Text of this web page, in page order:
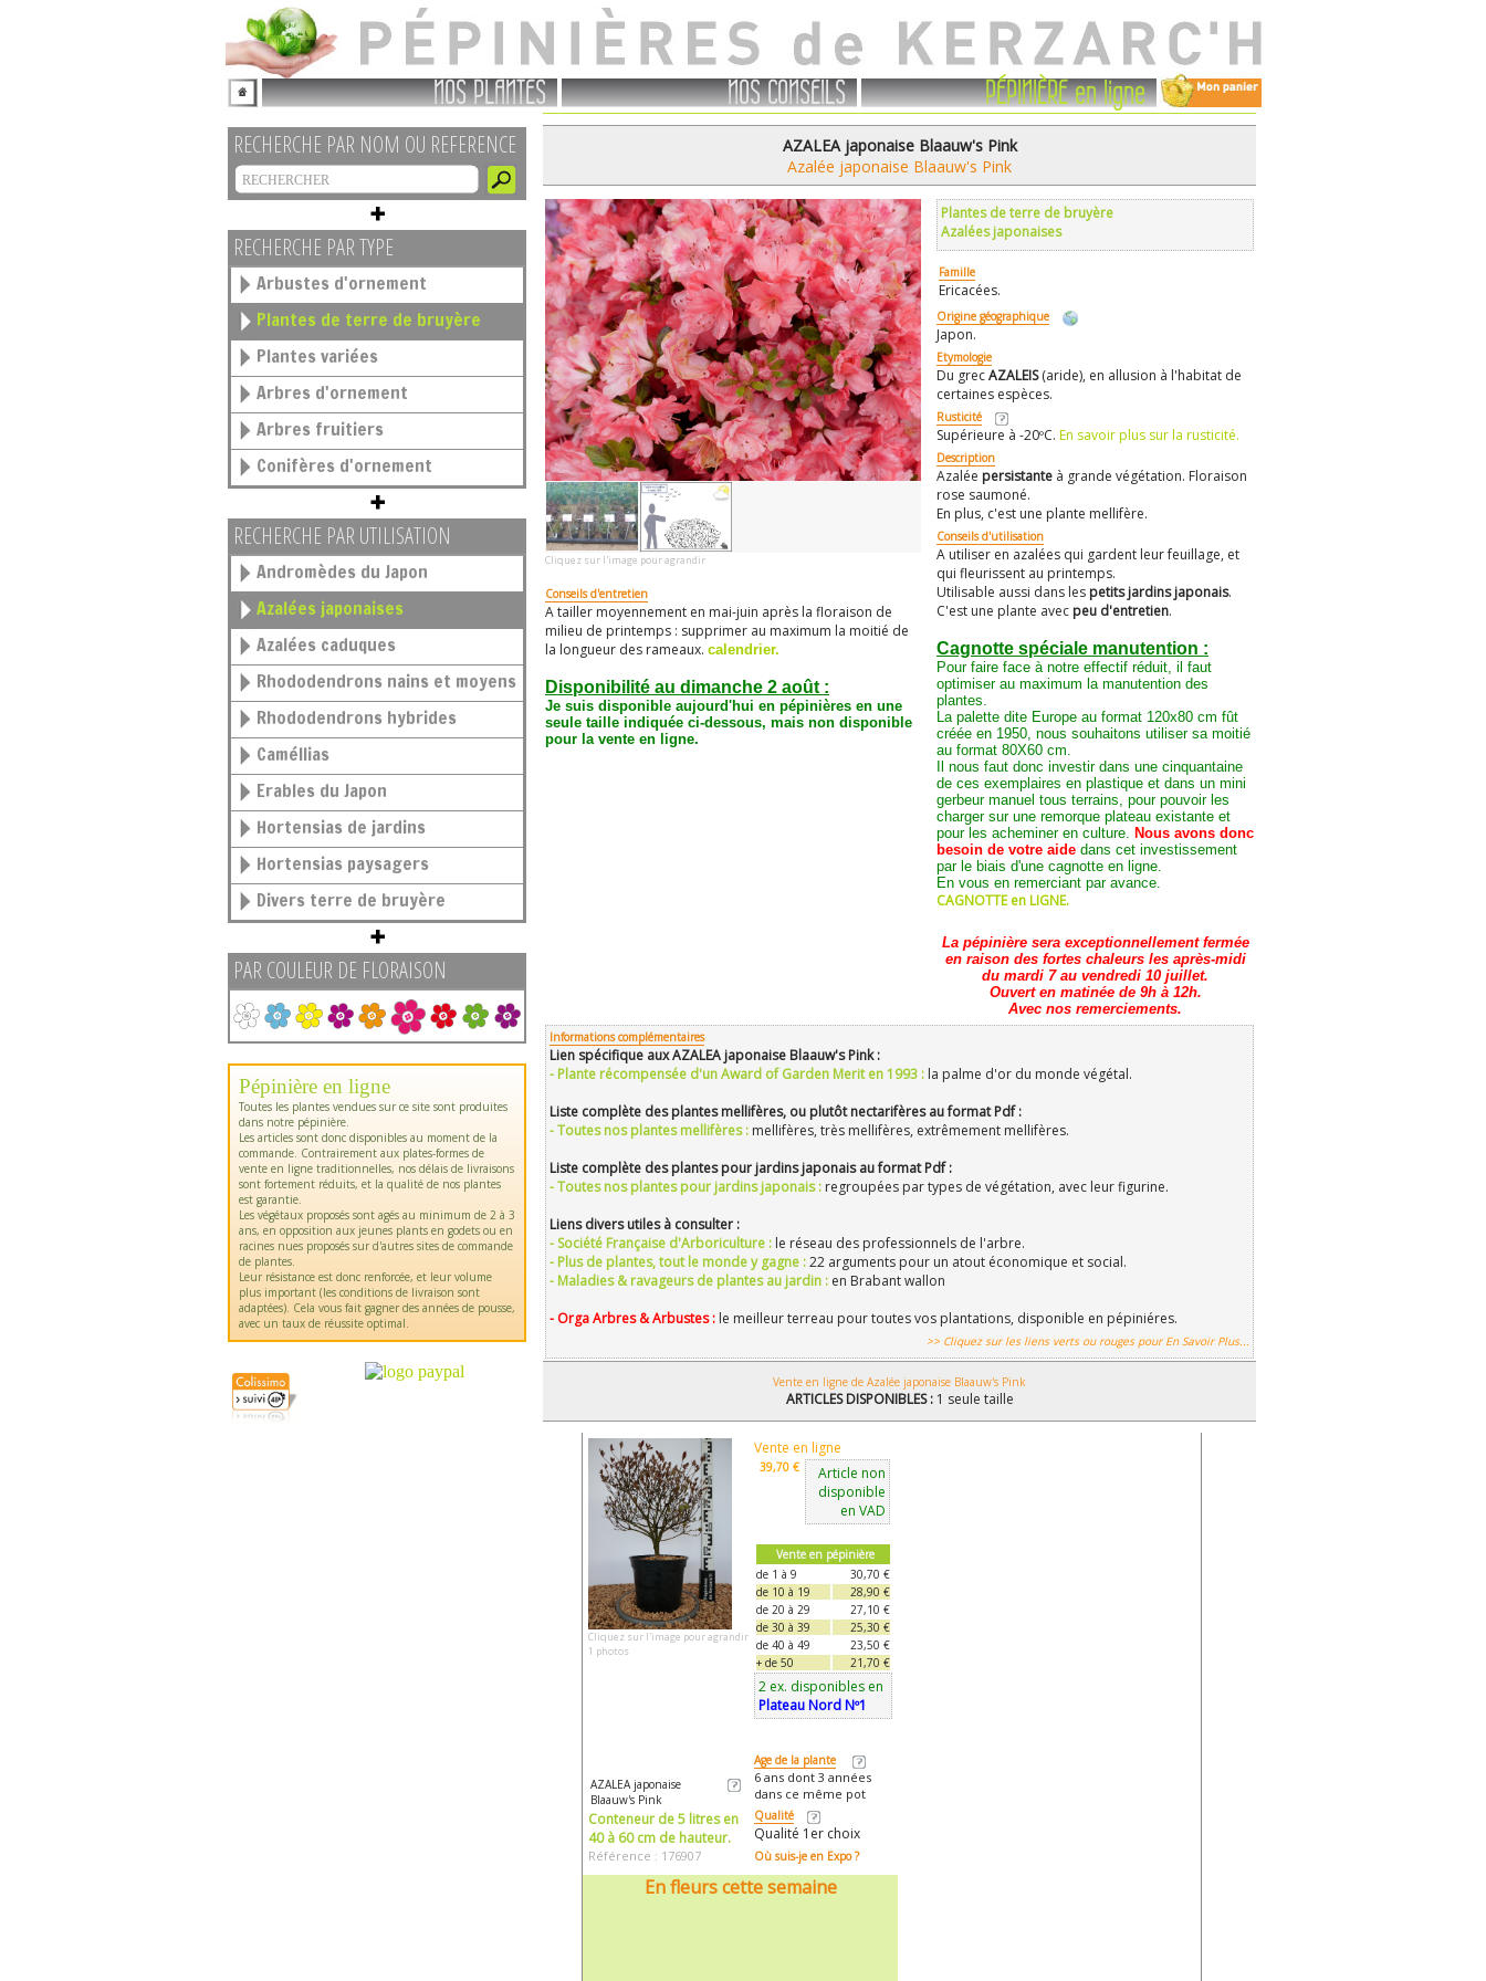
NOS PLANTES NOS CONSEILS PÉPINIÈRE en ligne
RECHERCHE PAR NOM OU REFERENCE
RECHERCHE PAR TYPE
Arbustes d'ornement
Plantes de terre de bruyère
Plantes variées
Arbres d'ornement
Arbres fruitiers
Conifères d'ornement
RECHERCHE PAR UTILISATION
Andromèdes du Japon
Azalées japonaises
Azalées caduques
Rhododendrons nains et moyens
Rhododendrons hybrides
Caméllias
Erables du Japon
Hortensias de jardins
Hortensias paysagers
Divers terre de bruyère
PAR COULEUR DE FLORAISON
Pépinière en ligne
Toutes les plantes vendues sur ce site sont produites
dans notre pépinière.
Les articles sont donc disponibles au moment de la
commande. Contrairement aux plates-formes de
vente en ligne traditionnelles, nos délais de livraisons
sont fortement réduits, et la qualité de nos plantes
est garantie.
Les végétaux proposés sont agés au minimum de 2 à 3
ans, en opposition aux jeunes plants en godets ou en
racines nues proposés sur d'autres sites de commande
de plantes.
Leur résistance est donc renforcée, et leur volume
plus important (les conditions de livraison sont
adaptées). Cela vous fait gagner des années de pousse,
avec un taux de réussite optimal.
AZALEA japonaise Blaauw's Pink
Azalée japonaise Blaauw's Pink
Cliquez sur l'image pour agrandir
Conseils d'entretien
A tailler moyennement en mai-juin après la floraison de
milieu de printemps : supprimer au maximum la moitié de
la longueur des rameaux. calendrier.
Disponibilité au dimanche 2 août :
Je suis disponible aujourd'hui en pépinières en une
seule taille indiquée ci-dessous, mais non disponible
pour la vente en ligne.
Plantes de terre de bruyère
Azalées japonaises
Famille
Ericacées.
Origine géographique
Japon.
Etymologie
Du grecAZALEIS(aride), en allusion à l'habitat de
certaines espèces.
Rusticité
Supérieure à -20ºC. En savoir plus sur la rusticité.
Description
Azalée persistante à grande végétation. Floraison
rose saumoné.
En plus, c'est une plante mellifère.
Conseils d'utilisation
A utiliser en azalées qui gardent leur feuillage, et
qui fleurissent au printemps.
Utilisable aussi dans les petits jardins japonais.
C'est une plante avec peu d'entretien.
Cagnotte spéciale manutention :
Pour faire face à notre effectif réduit, il faut
optimiser au maximum la manutention des
plantes.
La palette dite Europe au format 120x80 cm fût
créée en 1950, nous souhaitons utiliser sa moitié
au format 80X60 cm.
Il nous faut donc investir dans une cinquantaine
de ces exemplaires en plastique et dans un mini
gerbeur manuel tous terrains, pour pouvoir les
charger sur une remorque plateau existante et
pour les acheminer en culture. Nous avons donc
besoin de votre aide dans cet investissement
par le biais d'une cagnotte en ligne.
En vous en remerciant par avance.
CAGNOTTE en LIGNE.
La pépinière sera exceptionnellement fermée
en raison des fortes chaleurs les après-midi
du mardi 7 au vendredi 10 juillet.
Ouvert en matinée de 9h à 12h.
Avec nos remerciements.
Informations complémentaires
Lien spécifique aux AZALEA japonaise Blaauw's Pink :
- Plante récompensée d'un Award of Garden Merit en 1993 : la palme d'or du monde végétal.
Liste complète des plantes mellifères, ou plutôt nectarifères au format Pdf :
- Toutes nos plantes mellifères : mellifères, très mellifères, extrêmement mellifères.
Liste complète des plantes pour jardins japonais au format Pdf :
- Toutes nos plantes pour jardins japonais : regroupées par types de végétation, avec leur figurine.
Liens divers utiles à consulter :
- Société Française d'Arboriculture : le réseau des professionnels de l'arbre.
- Plus de plantes, tout le monde y gagne :22 arguments pour un atout économique et social.
- Maladies & ravageurs de plantes au jardin : en Brabant wallon
- Orga Arbres & Arbustes : le meilleur terreau pour toutes vos plantations, disponible en pépiniéres.
>> Cliquez sur les liens verts ou rouges pour En Savoir Plus...
Vente en ligne de Azalée japonaise Blaauw's Pink
ARTICLES DISPONIBLES : 1 seule taille
Cliquez sur l'image pour agrandir
1 photos
Vente en ligne
39,70 €
Article non
disponible
en VAD
Vente en pépinière
de 1 à 9
30,70 €
de 10 à 19
28,90 €
de 20 à 29
27,10 €
de 30 à 39
25,30 €
de 40 à 49
23,50 €
+ de 50
21,70 €
2 ex. disponibles en
Plateau Nord Nº1
AZALEA japonaise
Blaauw's Pink
Conteneur de 5 litres en
40 à 60 cm de hauteur.
Référence : 176907
Age de la plante
6 ans dont 3 années
dans ce même pot
Qualité
Qualité 1er choix
Où suis-je en Expo ?
En fleurs cette semaine